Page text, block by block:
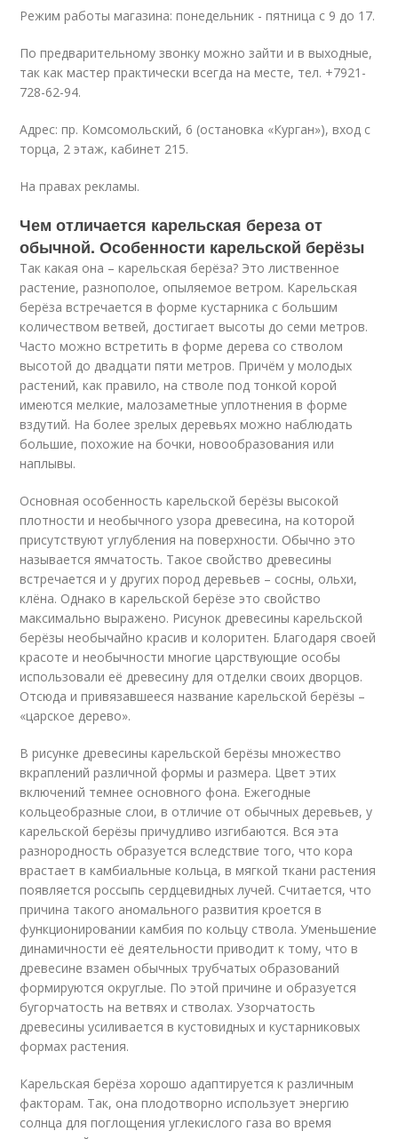
Режим работы магазина: понедельник - пятница с 9 до 17.
По предварительному звонку можно зайти и в выходные,
так как мастер практически всегда на месте, тел. +7921-
728-62-94.
Адрес: пр. Комсомольский, 6 (остановка «Курган»), вход с
торца, 2 этаж, кабинет 215.
На правах рекламы.
Чем отличается карельская береза от
обычной. Особенности карельской берёзы
Так какая она – карельская берёза? Это лиственное
растение, разнополое, опыляемое ветром. Карельская
берёза встречается в форме кустарника с большим
количеством ветвей, достигает высоты до семи метров.
Часто можно встретить в форме дерева со стволом
высотой до двадцати пяти метров. Причём у молодых
растений, как правило, на стволе под тонкой корой
имеются мелкие, малозаметные уплотнения в форме
вздутий. На более зрелых деревьях можно наблюдать
большие, похожие на бочки, новообразования или
наплывы.
Основная особенность карельской берёзы высокой
плотности и необычного узора древесина, на которой
присутствуют углубления на поверхности. Обычно это
называется ямчатость. Такое свойство древесины
встречается и у других пород деревьев – сосны, ольхи,
клёна. Однако в карельской берёзе это свойство
максимально выражено. Рисунок древесины карельской
берёзы необычайно красив и колоритен. Благодаря своей
красоте и необычности многие царствующие особы
использовали её древесину для отделки своих дворцов.
Отсюда и привязавшееся название карельской берёзы –
«царское дерево».
В рисунке древесины карельской берёзы множество
вкраплений различной формы и размера. Цвет этих
включений темнее основного фона. Ежегодные
кольцеобразные слои, в отличие от обычных деревьев, у
карельской берёзы причудливо изгибаются. Вся эта
разнородность образуется вследствие того, что кора
врастает в камбиальные кольца, в мягкой ткани растения
появляется россыпь сердцевидных лучей. Считается, что
причина такого аномального развития кроется в
функционировании камбия по кольцу ствола. Уменьшение
динамичности её деятельности приводит к тому, что в
древесине взамен обычных трубчатых образований
формируются округлые. По этой причине и образуется
бугорчатость на ветвях и стволах. Узорчатость
древесины усиливается в кустовидных и кустарниковых
формах растения.
Карельская берёза хорошо адаптируется к различным
факторам. Так, она плодотворно использует энергию
солнца для поглощения углекислого газа во время